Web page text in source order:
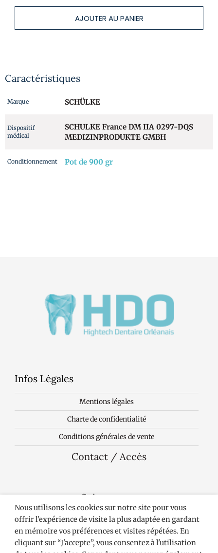
AJOUTER AU PANIER
Caractéristiques
Marque SCHÜLKE
Dispositif
médical
SCHULKE France DM IIA 0297-DQS
MEDIZINPRODUKTE GMBH
Conditionnement Pot de 900 gr
Infos Légales
Mentions légales
Charte de confidentialité
Conditions générales de vente
Contact / Accès
Suivez-nous
Nous utilisons les cookies sur notre site pour vous
offrir l'expérience de visite la plus adaptée en gardant
en mémoire vos préférences et visites répétées. En
cliquant sur “J'accepte”, vous consentez à l'utilisation